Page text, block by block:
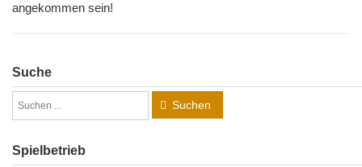
angekommen sein!
Suche
Suchen
Spielbetrieb